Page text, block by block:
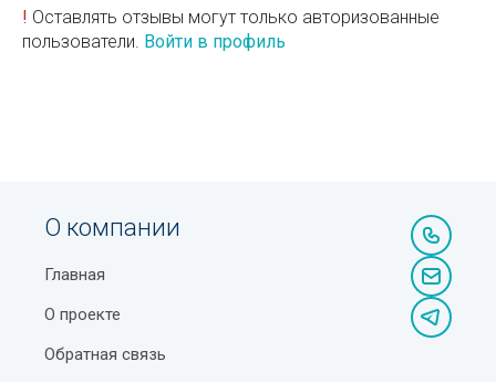
! Оставлять отзывы могут только авторизованные
пользователи. Войти в профиль
О компании
Главная
О проекте
Обратная связь